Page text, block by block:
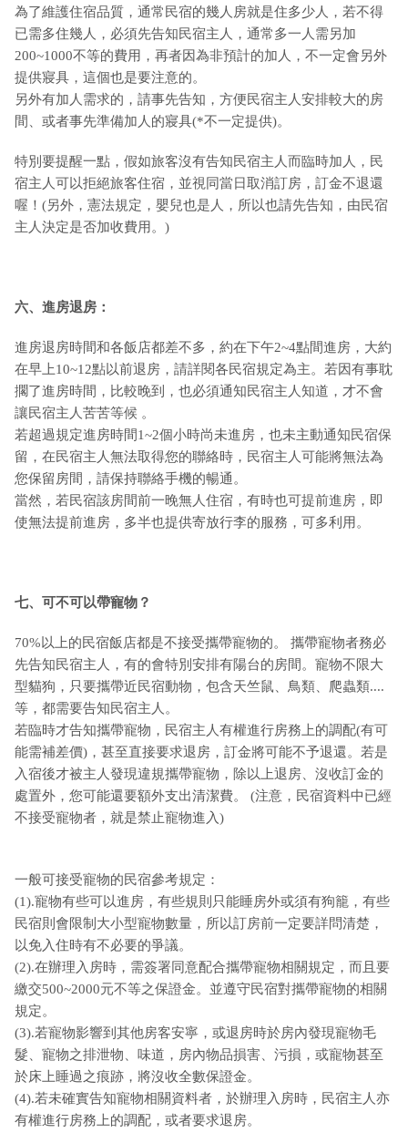
為了維護住宿品質，通常民宿的幾人房就是住多少人，若不得
已需多住幾人，必須先告知民宿主人，通常多一人需另加
200~1000不等的費用，再者因為非預計的加人，不一定會另外
提供寢具，這個也是要注意的。
另外有加人需求的，請事先告知，方便民宿主人安排較大的房
間、或者事先準備加人的寢具(*不一定提供)。
特別要提醒一點，假如旅客沒有告知民宿主人而臨時加人，民
宿主人可以拒絕旅客住宿，並視同當日取消訂房，訂金不退還
喔！(另外，憲法規定，嬰兒也是人，所以也請先告知，由民宿
主人決定是否加收費用。)
六、進房退房：
進房退房時間和各飯店都差不多，約在下午2~4點間進房，大約
在早上10~12點以前退房，請詳閱各民宿規定為主。若因有事耽
擱了進房時間，比較晚到，也必須通知民宿主人知道，才不會
讓民宿主人苦苦等候 。
若超過規定進房時間1~2個小時尚未進房，也未主動通知民宿保
留，在民宿主人無法取得您的聯絡時，民宿主人可能將無法為
您保留房間，請保持聯絡手機的暢通。
當然，若民宿該房間前一晚無人住宿，有時也可提前進房，即
使無法提前進房，多半也提供寄放行李的服務，可多利用。
七、可不可以帶寵物？
70%以上的民宿飯店都是不接受攜帶寵物的。 攜帶寵物者務必
先告知民宿主人，有的會特別安排有陽台的房間。寵物不限大
型貓狗，只要攜帶近民宿動物，包含天竺鼠、鳥類、爬蟲類....
等，都需要告知民宿主人。
若臨時才告知攜帶寵物，民宿主人有權進行房務上的調配(有可
能需補差價)，甚至直接要求退房，訂金將可能不予退還。若是
入宿後才被主人發現違規攜帶寵物，除以上退房、沒收訂金的
處置外，您可能還要額外支出清潔費。 (注意，民宿資料中已經
不接受寵物者，就是禁止寵物進入)
一般可接受寵物的民宿參考規定：
(1).寵物有些可以進房，有些規則只能睡房外或須有狗籠，有些
民宿則會限制大小型寵物數量，所以訂房前一定要詳問清楚，
以免入住時有不必要的爭議。
(2).在辦理入房時，需簽署同意配合攜帶寵物相關規定，而且要
繳交500~2000元不等之保證金。並遵守民宿對攜帶寵物的相關
規定。
(3).若寵物影響到其他房客安寧，或退房時於房內發現寵物毛
髮、寵物之排泄物、味道，房內物品損害、污損，或寵物甚至
於床上睡過之痕跡，將沒收全數保證金。
(4).若未確實告知寵物相關資料者，於辦理入房時，民宿主人亦
有權進行房務上的調配，或者要求退房。